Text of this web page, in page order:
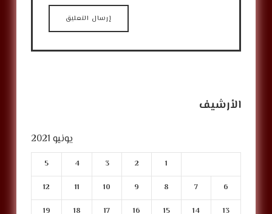
الأرشيف
يونيو 2021
1
2
3
4
5
6
7
8
9
10
11
12
13
14
15
16
17
18
19